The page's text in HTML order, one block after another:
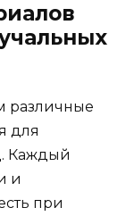
различные
для
Каждый
и
при